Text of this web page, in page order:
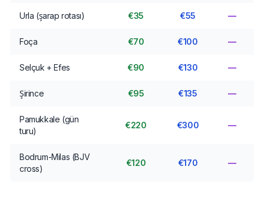
Urla (şarap rotası) €35 €55 —
Foça €70 €100 —
Selçuk + Efes €90 €130 —
Şirince €95 €135 —
Pamukkale (gün
turu)
€220 €300 —
Bodrum-Milas (BJV
cross)
€120 €170 —